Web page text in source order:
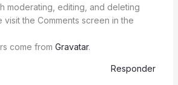
moderating, editing, and deleting
visit the Comments screen in the
come from Gravatar.
Responder